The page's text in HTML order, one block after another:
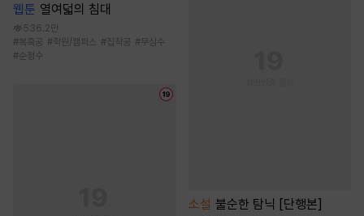
웹툰 열여덟의 침대
536.2만
#복흑공 #학원/캠퍼스 #집착공 #무심수
#순정수
소설 불순한 탐닉 [단행본]